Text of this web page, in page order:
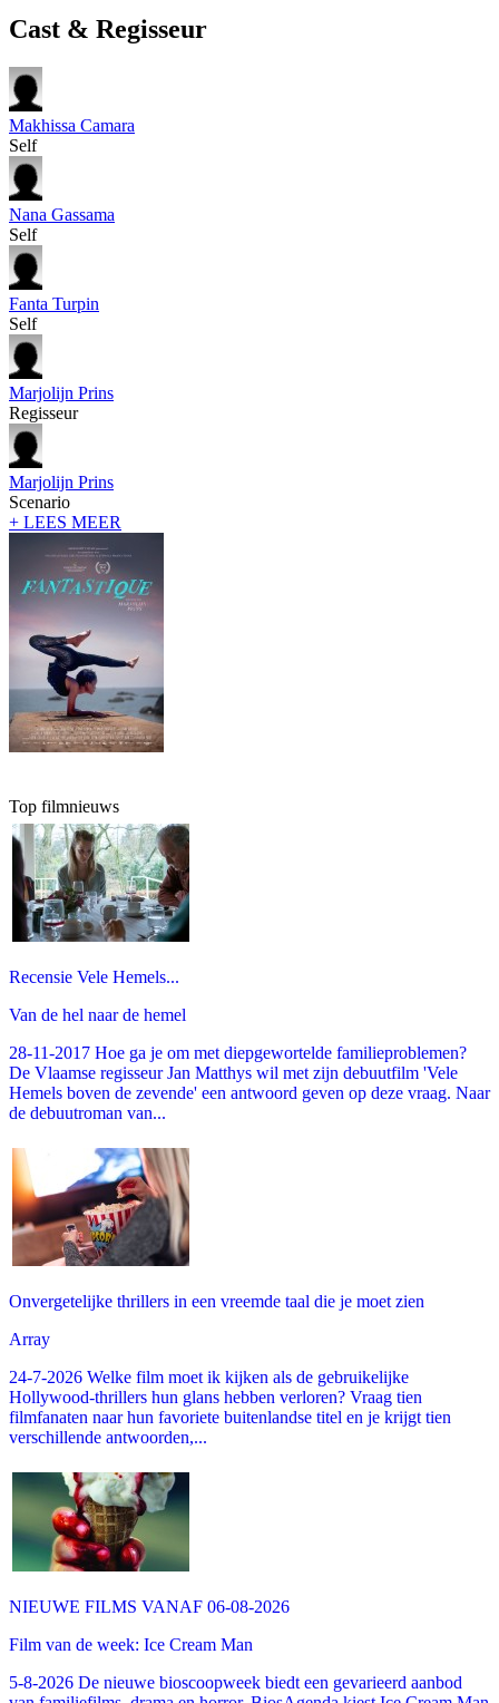
Cast & Regisseur
Makhissa Camara
Self
Nana Gassama
Self
Fanta Turpin
Self
Marjolijn Prins
Regisseur
Marjolijn Prins
Scenario
+ LEES MEER
Top filmnieuws
Recensie Vele Hemels...
Van de hel naar de hemel
28-11-2017 Hoe ga je om met diepgewortelde familieproblemen?
De Vlaamse regisseur Jan Matthys wil met zijn debuutfilm 'Vele
Hemels boven de zevende' een antwoord geven op deze vraag. Naar
de debuutroman van...
Onvergetelijke thrillers in een vreemde taal die je moet zien
Array
24-7-2026 Welke film moet ik kijken als de gebruikelijke
Hollywood-thrillers hun glans hebben verloren? Vraag tien
filmfanaten naar hun favoriete buitenlandse titel en je krijgt tien
verschillende antwoorden,...
NIEUWE FILMS VANAF 06-08-2026
Film van de week: Ice Cream Man
5-8-2026 De nieuwe bioscoopweek biedt een gevarieerd aanbod